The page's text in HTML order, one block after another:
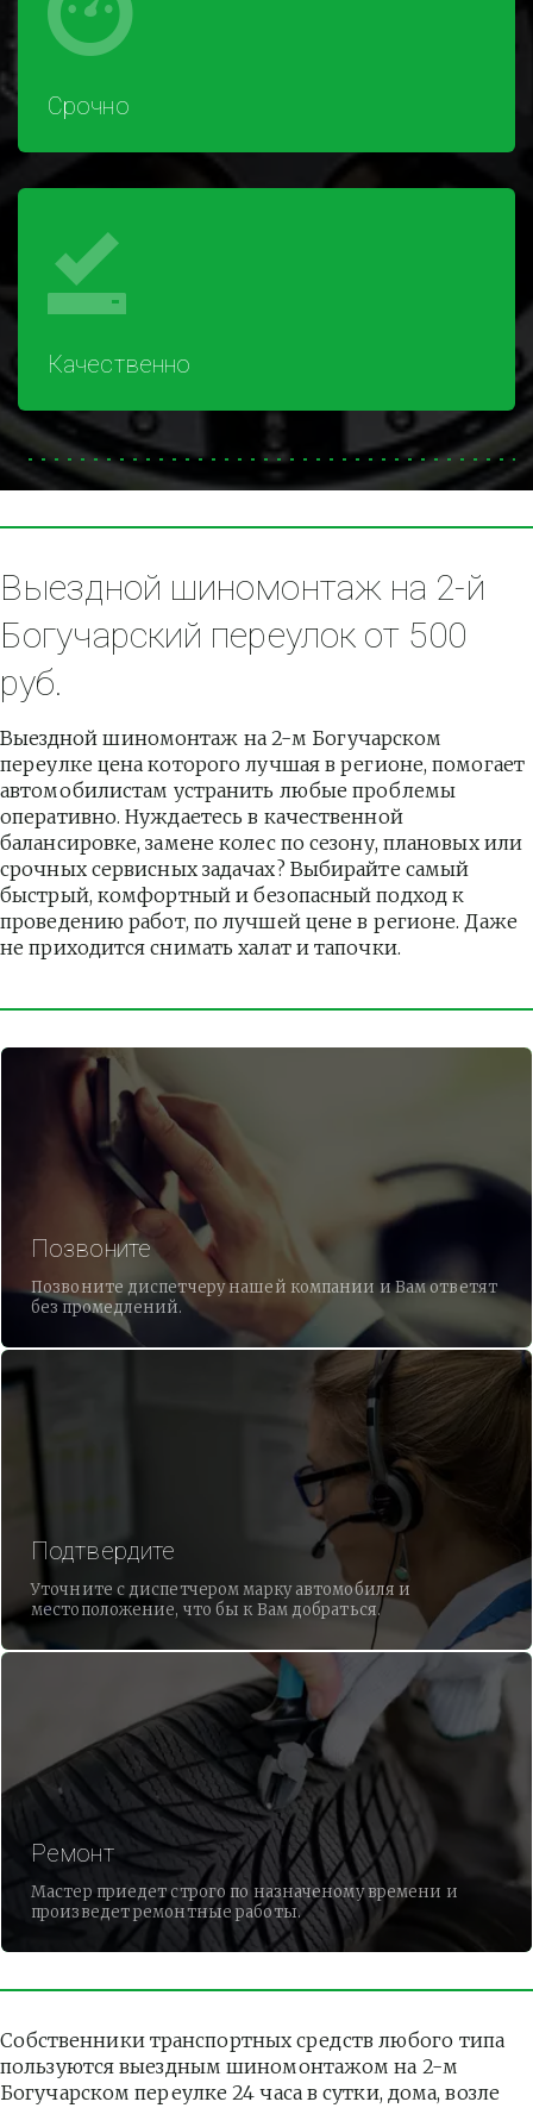
Срочно
Качественно
Выездной шиномонтаж на 2-й
Богучарский переулок от 500
руб.
Выездной шиномонтаж на 2-м Богучарском
переулке цена которого лучшая в регионе, помогает
автомобилистам устранить любые проблемы
оперативно. Нуждаетесь в качественной
балансировке, замене колес по сезону, плановых или
срочных сервисных задачах? Выбирайте самый
быстрый, комфортный и безопасный подход к
проведению работ, по лучшей цене в регионе. Даже
не приходится снимать халат и тапочки.
Позвоните
Позвоните диспетчеру нашей компании и Вам ответят
без промедлений.
Подтвердите
Уточните с диспетчером марку автомобиля и
местоположение, что бы к Вам добраться.
Ремонт
Мастер приедет строго по назначеному времени и
произведет ремонтные работы.
Собственники транспортных средств любого типа
пользуются выездным шиномонтажом на 2-м
Богучарском переулке 24 часа в сутки, дома, возле